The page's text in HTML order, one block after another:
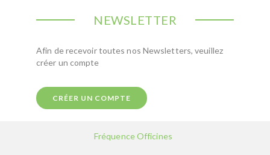
NEWSLETTER
Afin de recevoir toutes nos Newsletters, veuillez
créer un compte
CRÉER UN COMPTE
Fréquence Officines